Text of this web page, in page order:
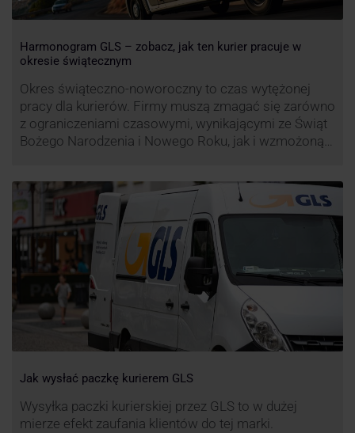
Harmonogram GLS – zobacz, jak ten kurier pracuje w
okresie świątecznym
Okres świąteczno-noworoczny to czas wytężonej
pracy dla kurierów. Firmy muszą zmagać się zarówno
z ograniczeniami czasowymi, wynikającymi ze Świąt
Bożego Narodzenia i Nowego Roku, jak i wzmożoną
firm. Zobacz harmonogram GLS na czas świąteczny!
Jak wysłać paczkę kurierem GLS
Wysyłka paczki kurierskiej przez GLS to w dużej
mierze efekt zaufania klientów do tej marki.